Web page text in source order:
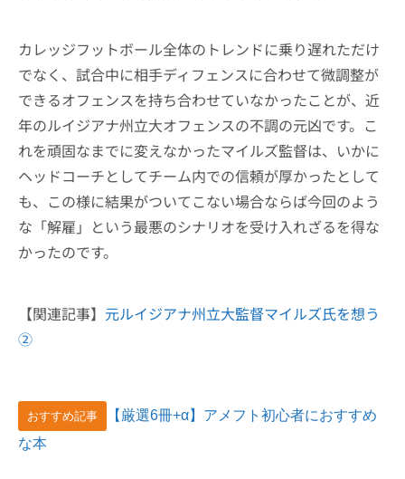
カレッジフットボール全体のトレンドに乗り遅れただけ
でなく、試合中に相手ディフェンスに合わせて微調整が
できるオフェンスを持ち合わせていなかったことが、近
年のルイジアナ州立大オフェンスの不調の元凶です。こ
れを頑固なまでに変えなかったマイルズ監督は、いかに
ヘッドコーチとしてチーム内での信頼が厚かったとして
も、この様に結果がついてこない場合ならば今回のよう
な「解雇」という最悪のシナリオを受け入れざるを得な
かったのです。
【関連記事】 元ルイジアナ州立大監督マイルズ氏を想う
②
おすすめ記事
【厳選6冊+α】アメフト初心者におすすめ
な本